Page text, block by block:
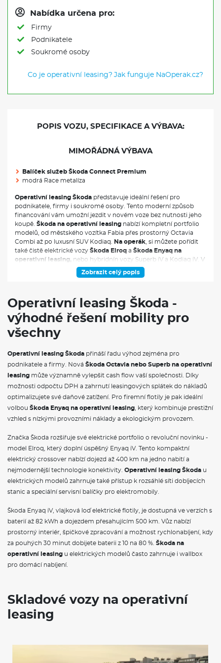
Nabídka určena pro:
Firmy
Podnikatele
Soukromé osoby
Co je operativní leasing? Jak funguje NaOperak.cz?
POPIS VOZU, SPECIFIKACE A VÝBAVA:
MIMOŘÁDNÁ VÝBAVA
Balíček služeb Škoda Connect Premium
modrá Race metalíza
Operativní leasing Škoda představuje ideální řešení pro
podnikatele, firmy i soukromé osoby. Tento moderní způsob
financování vám umožní jezdit v novém voze bez nutnosti jeho
koupě. Škoda na operativní leasing nabízí kompletní portfolio
modelů, od městského vozítka Fabia přes prostorný Octavia
Combi až po luxusní SUV Kodiaq.
Na operák , si můžete pořídit
také čistě elektrické vozy Škoda Elroq a Škoda Enyaq na
operativní leasing, nebo hybridnín vozy Superb iV a Kodiaq iV. V
měsíční splátce jsou obvykle zahrnuty veškeré servisní náklady,
pojištění i pravidelná údržba, což vám umožní přesně plánovat
VÝBAVA:
Zobrazit celý popis
Operativní leasing Škoda -
výhodné řešení mobility pro
všechny
Operativní leasing Škoda přináší řadu výhod zejména pro
podnikatele a firmy. Nová Škoda Octavia nebo Superb na operativní
leasing může významně vylepšit cash flow vaší společnosti. Díky
možnosti odpočtu DPH a zahrnutí leasingových splátek do nákladů
optimalizujete své daňové zatížení. Pro firemní flotily je pak ideální
volbou Škoda Enyaq na operativní leasing , který kombinuje prestižní
vzhled s nízkými provozními náklady a ekologickým provozem.
Značka Škoda rozšiřuje své elektrické portfolio o revoluční novinku -
model Elroq, který doplní úspěšný Enyaq iV. Tento kompaktní
elektrický crossover nabízí dojezd až 400 km na jedno nabití a
nejmodernější technologie konektivity. Operativní leasing Škoda u
elektrických modelů zahrnuje také přístup k rozsáhlé síti dobíjecích
stanic a speciální servisní balíčky pro elektromobily.
Škoda Enyaq iV, vlajková loď elektrické flotily, je dostupná ve verzích s
baterií až 82 kWh a dojezdem přesahujícím 500 km. Vůz nabízí
prostorný interiér, špičkové zpracování a možnost rychlonabíjení, kdy
za pouhých 30 minut dobijete baterii z 10 na 80 %. Škoda na
operativní leasing u elektrických modelů často zahrnuje i wallbox
pro domácí nabíjení.
Skladové vozy na operativní
leasing